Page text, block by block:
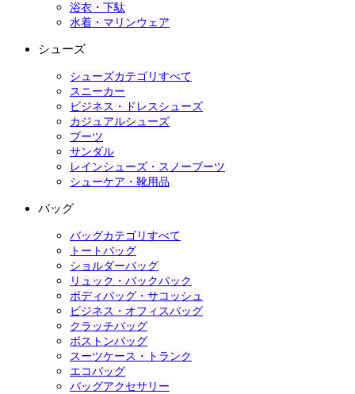
浴衣・下駄
水着・マリンウェア
シューズ
シューズカテゴリすべて
スニーカー
ビジネス・ドレスシューズ
カジュアルシューズ
ブーツ
サンダル
レインシューズ・スノーブーツ
シューケア・靴用品
バッグ
バッグカテゴリすべて
トートバッグ
ショルダーバッグ
リュック・バックパック
ボディバッグ・サコッシュ
ビジネス・オフィスバッグ
クラッチバッグ
ボストンバッグ
スーツケース・トランク
エコバッグ
バッグアクセサリー